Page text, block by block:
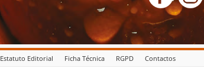
Estatuto Editorial Ficha Técnica RGPD Contactos